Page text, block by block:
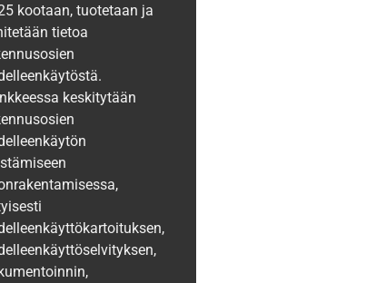
kootaan, tuotetaan ja
tietoa
keskitytään